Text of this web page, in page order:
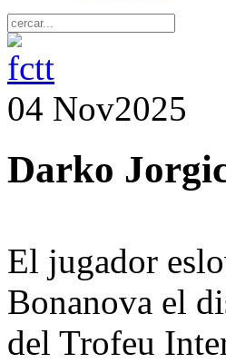
04 Nov2025
Darko
El jugador
Bonanova el
del Trofeu